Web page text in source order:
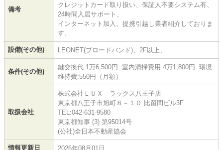
備考
クレジットカード取り扱い、保証人不要システム有、
24時間入居サポート、
インターネット加入、提携引越し業者紹介しておりま
す。
設備(その他) LEONET(ブロードバンド)、2F以上、
条件(その他)
鍵交換代:1万6,500円 室内清掃費用:4万1,800円 環境
維持費:550円（月額）
取扱会社
株式会社ＬＵＸ ラックス八王子店
東京都八王子市旭町８－１０ 比留間ビル3F
TEL:042-631-9580
東京都知事 (3) 第95014号
(公社)全日本不動産協会
情報更新日 2026年08月01日